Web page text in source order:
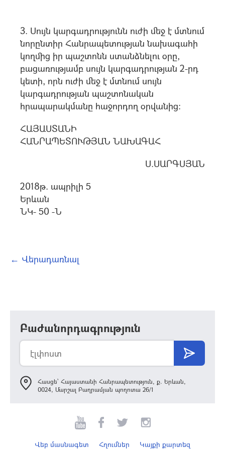
3. Սույն կարգադրությունն ուժի մեջ է մտնում
նորընտիր Հանրապետության նախագահի
կողմից իր պաշտոնն ստանձնելու օրը,
բացառությամբ սույն կարգադրության 2-րդ
կետի, որն ուժի մեջ է մտնում սույն
կարգադրության պաշտոնական
հրապարակմանը հաջորդող օրվանից:
ՀԱՅԱՍՏԱՆԻ
ՀԱՆՐԱՊԵՏՈՒԹՅԱՆ ՆԱԽԱԳԱՀ
Ս.ՍԱՐԳՍՅԱՆ
2018թ. ապրիլի 5
Երևան
ՆԿ- 50 -Ն
← Վերադառնալ
Բաժանորդագրություն
Հասցե՝ Հայաստանի Հանրապետություն, ք. Երևան,
0024, Մարշալ Բաղրամյան պողոտա 26/1
Վեբ մասնագետ Հղումներ Կայքի քարտեզ